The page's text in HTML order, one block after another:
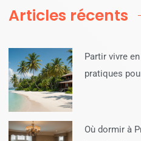
Articles récents
Partir vivre
pratiques
Où dormir à